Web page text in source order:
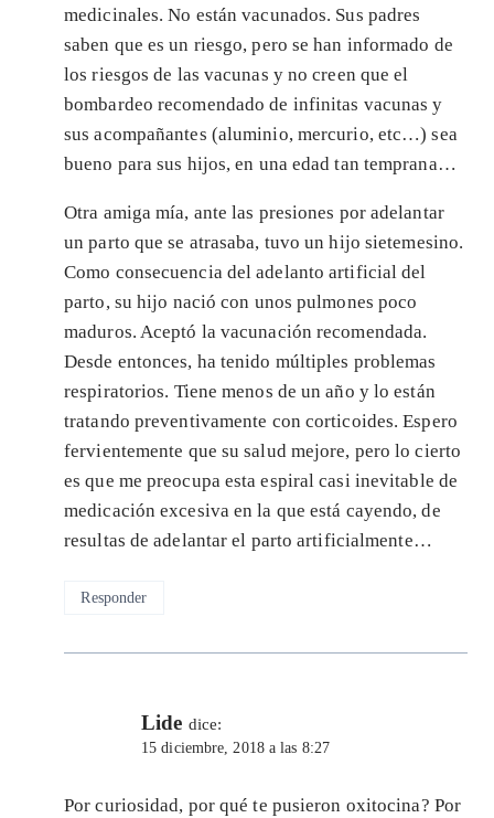
medicinales. No están vacunados. Sus padres
saben que es un riesgo, pero se han informado de
los riesgos de las vacunas y no creen que el
bombardeo recomendado de infinitas vacunas y
sus acompañantes (aluminio, mercurio, etc…) sea
bueno para sus hijos, en una edad tan temprana…
Otra amiga mía, ante las presiones por adelantar
un parto que se atrasaba, tuvo un hijo sietemesino.
Como consecuencia del adelanto artificial del
parto, su hijo nació con unos pulmones poco
maduros. Aceptó la vacunación recomendada.
Desde entonces, ha tenido múltiples problemas
respiratorios. Tiene menos de un año y lo están
tratando preventivamente con corticoides. Espero
fervientemente que su salud mejore, pero lo cierto
es que me preocupa esta espiral casi inevitable de
medicación excesiva en la que está cayendo, de
resultas de adelantar el parto artificialmente…
Responder
Lide dice:
15 diciembre, 2018 a las 8:27
Por curiosidad, por qué te pusieron oxitocina? Por